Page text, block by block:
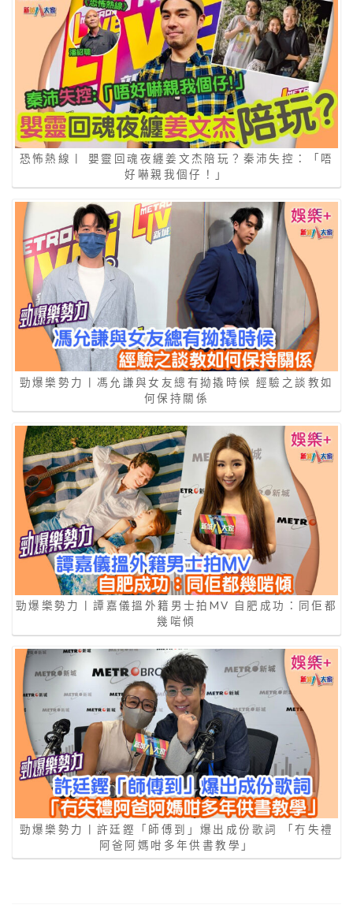
恐怖熱線丨 嬰靈回魂夜纏姜文杰陪玩？秦沛失控：「唔
好嚇親我個仔！」
勁爆樂勢力丨馮允謙與女友總有拗撬時候 經驗之談教如
何保持關係
勁爆樂勢力丨譚嘉儀搵外籍男士拍MV 自肥成功：同佢都
幾啱傾
勁爆樂勢力丨許廷鏗「師傅到」爆出成份歌詞 「冇失禮
阿爸阿媽咁多年供書教學」